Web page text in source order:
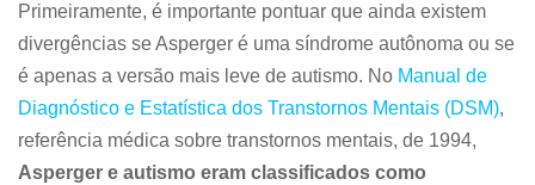
Primeiramente, é importante pontuar que ainda existem
divergências se Asperger é uma síndrome autônoma ou se
é apenas a versão mais leve de autismo. No Manual de
Diagnóstico e Estatística dos Transtornos Mentais (DSM),
referência médica sobre transtornos mentais, de 1994,
Asperger e autismo eram classificados como